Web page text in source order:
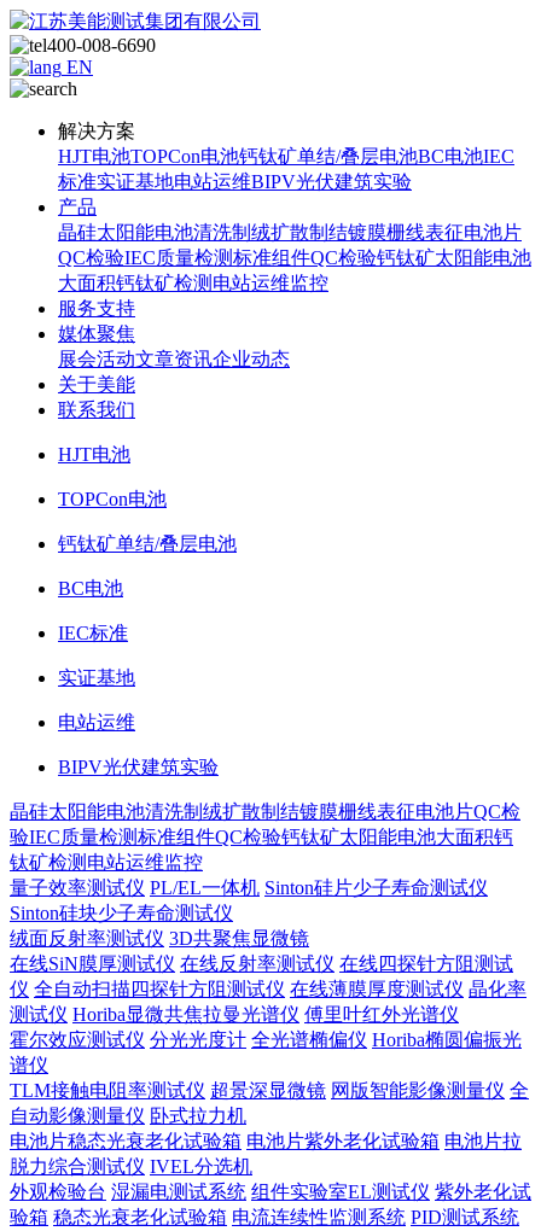
400-008-6690
EN
解决方案
HJT电池TOPCon电池钙钛矿单结/叠层电池BC电池IEC
标准实证基地电站运维BIPV光伏建筑实验
产品
晶硅太阳能电池清洗制绒扩散制结镀膜栅线表征电池片
QC检验IEC质量检测标准组件QC检验钙钛矿太阳能电池
大面积钙钛矿检测 电站运维监控
服务支持
媒体聚焦
展会活动文章资讯企业动态
关于美能
联系我们
HJT电池
TOPCon电池
钙钛矿单结/叠层电池
BC电池
IEC标准
实证基地
电站运维
BIPV光伏建筑实验
晶硅太阳能电池清洗制绒扩散制结镀膜栅线表征电池片QC检
验IEC质量检测标准组件QC检验钙钛矿太阳能电池大面积钙
钛矿检测 电站运维监控
量子效率测试仪 PL/EL一体机 Sinton硅片少子寿命测试仪
Sinton硅块少子寿命测试仪
绒面反射率测试仪 3D共聚焦显微镜
在线SiN膜厚测试仪 在线反射率测试仪 在线四探针方阻测试
仪 全自动扫描四探针方阻测试仪 在线薄膜厚度测试仪 晶化率
测试仪 Horiba显微共焦拉曼光谱仪 傅里叶红外光谱仪
霍尔效应测试仪 分光光度计 全光谱椭偏仪 Horiba椭圆偏振光
谱仪
TLM接触电阻率测试仪 超景深显微镜 网版智能影像测量仪 全
自动影像测量仪 卧式拉力机
电池片稳态光衰老化试验箱 电池片紫外老化试验箱 电池片拉
脱力综合测试仪 IVEL分选机
外观检验台 湿漏电测试系统 组件实验室EL测试仪 紫外老化试
验箱 稳态光衰老化试验箱 电流连续性监测系统 PID测试系统